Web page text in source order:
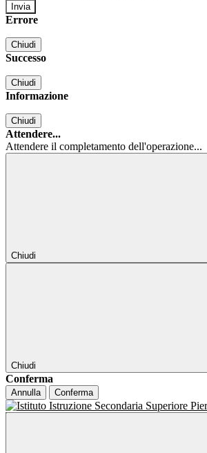
Errore
Chiudi
Successo
Chiudi
Informazione
Chiudi
Attendere...
Attendere il completamento dell'operazione...
Chiudi
Chiudi
Conferma
Annulla Conferma